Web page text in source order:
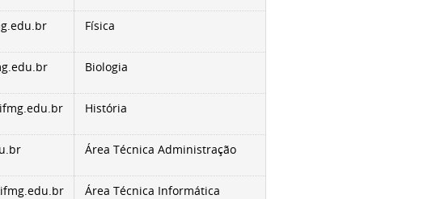
Física
Biologia
História
Área Técnica Administração
Área Técnica Informática